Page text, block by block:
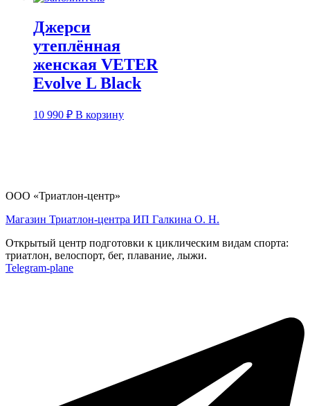
Джерси
утеплённая
женская VETER
Evolve L Black
10 990 ₽ В корзину
ООО «Триатлон-центр»
Магазин Триатлон-центра ИП Галкина О. Н.
Открытый центр подготовки к циклическим видам спорта:
триатлон, велоспорт, бег, плавание, лыжи.
Telegram-plane